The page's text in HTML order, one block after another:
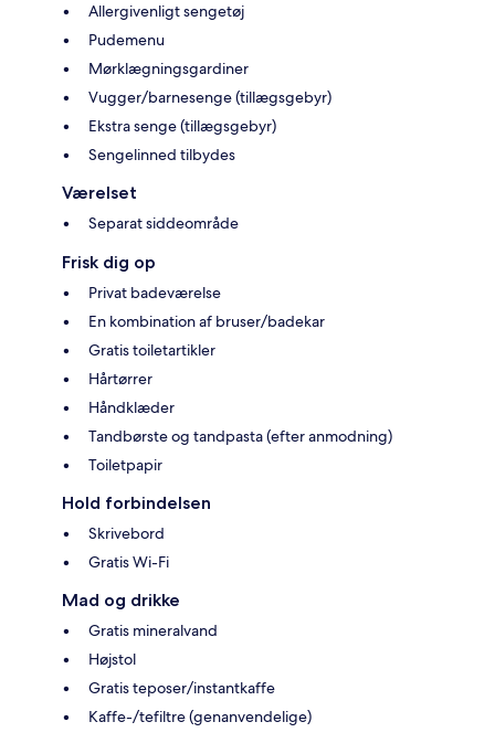
Allergivenligt sengetøj
Pudemenu
Mørklægningsgardiner
Vugger/barnesenge (tillægsgebyr)
Ekstra senge (tillægsgebyr)
Sengelinned tilbydes
Værelset
Separat siddeområde
Frisk dig op
Privat badeværelse
En kombination af bruser/badekar
Gratis toiletartikler
Hårtørrer
Håndklæder
Tandbørste og tandpasta (efter anmodning)
Toiletpapir
Hold forbindelsen
Skrivebord
Gratis Wi-Fi
Mad og drikke
Gratis mineralvand
Højstol
Gratis teposer/instantkaffe
Kaffe-/tefiltre (genanvendelige)